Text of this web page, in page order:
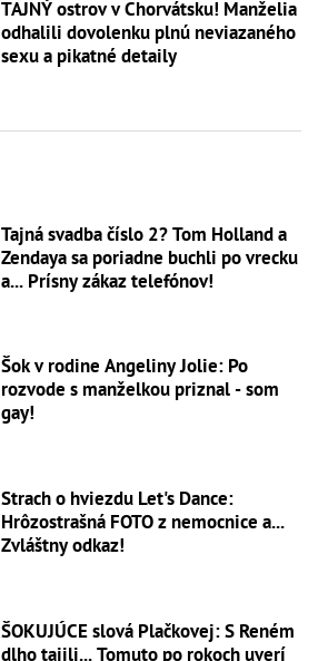
TAJNÝ ostrov v Chorvátsku! Manželia
odhalili dovolenku plnú neviazaného
sexu a pikatné detaily
Tajná svadba číslo 2? Tom Holland a
Zendaya sa poriadne buchli po vrecku
a... Prísny zákaz telefónov!
Šok v rodine Angeliny Jolie: Po
rozvode s manželkou priznal - som
gay!
Strach o hviezdu Let's Dance:
Hrôzostrašná FOTO z nemocnice a...
Zvláštny odkaz!
ŠOKUJÚCE slová Plačkovej: S Reném
dlho tajili... Tomuto po rokoch uverí